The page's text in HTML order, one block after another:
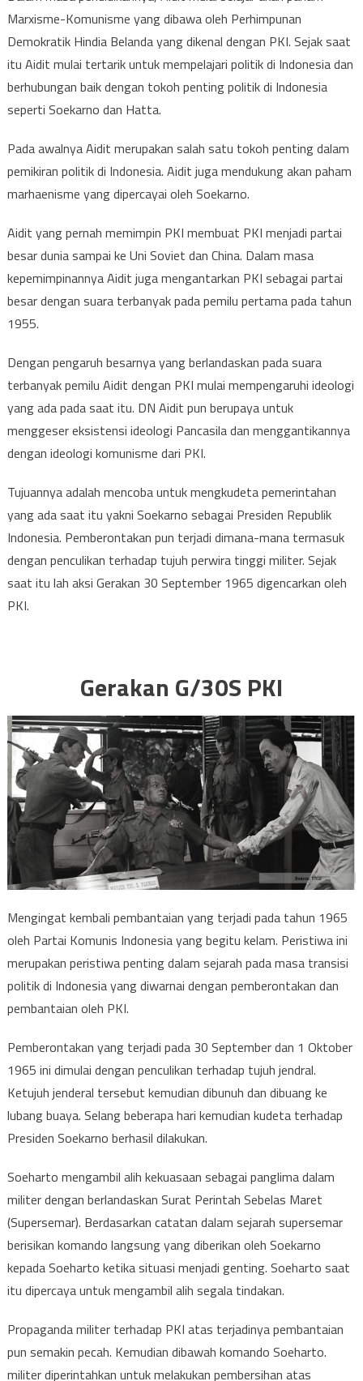
Marxisme-Komunisme yang dibawa oleh Perhimpunan
Demokratik Hindia Belanda yang dikenal dengan PKI. Sejak saat
itu Aidit mulai tertarik untuk mempelajari politik di Indonesia dan
berhubungan baik dengan tokoh penting politik di Indonesia
seperti Soekarno dan Hatta.
Pada awalnya Aidit merupakan salah satu tokoh penting dalam
pemikiran politik di Indonesia. Aidit juga mendukung akan paham
marhaenisme yang dipercayai oleh Soekarno.
Aidit yang pernah memimpin PKI membuat PKI menjadi partai
besar dunia sampai ke Uni Soviet dan China. Dalam masa
kepemimpinannya Aidit juga mengantarkan PKI sebagai partai
besar dengan suara terbanyak pada pemilu pertama pada tahun
1955.
Dengan pengaruh besarnya yang berlandaskan pada suara
terbanyak pemilu Aidit dengan PKI mulai mempengaruhi ideologi
yang ada pada saat itu. DN Aidit pun berupaya untuk
menggeser eksistensi ideologi Pancasila dan menggantikannya
dengan ideologi komunisme dari PKI.
Tujuannya adalah mencoba untuk mengkudeta pemerintahan
yang ada saat itu yakni Soekarno sebagai Presiden Republik
Indonesia. Pemberontakan pun terjadi dimana-mana termasuk
dengan penculikan terhadap tujuh perwira tinggi militer. Sejak
saat itu lah aksi Gerakan 30 September 1965 digencarkan oleh
PKI.
Gerakan G/30S PKI
Mengingat kembali pembantaian yang terjadi pada tahun 1965
oleh Partai Komunis Indonesia yang begitu kelam. Peristiwa ini
merupakan peristiwa penting dalam sejarah pada masa transisi
politik di Indonesia yang diwarnai dengan pemberontakan dan
pembantaian oleh PKI.
Pemberontakan yang terjadi pada 30 September dan 1 Oktober
1965 ini dimulai dengan penculikan terhadap tujuh jendral.
Ketujuh jenderal tersebut kemudian dibunuh dan dibuang ke
lubang buaya. Selang beberapa hari kemudian kudeta terhadap
Presiden Soekarno berhasil dilakukan.
Soeharto mengambil alih kekuasaan sebagai panglima dalam
militer dengan berlandaskan Surat Perintah Sebelas Maret
(Supersemar). Berdasarkan catatan dalam sejarah supersemar
berisikan komando langsung yang diberikan oleh Soekarno
kepada Soeharto ketika situasi menjadi genting. Soeharto saat
itu dipercaya untuk mengambil alih segala tindakan.
Propaganda militer terhadap PKI atas terjadinya pembantaian
pun semakin pecah. Kemudian dibawah komando Soeharto.
militer diperintahkan untuk melakukan pembersihan atas